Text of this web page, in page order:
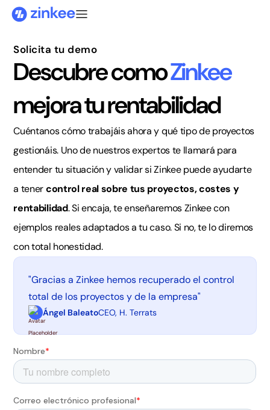
Solicita tu demo
Descubre comoZinkee
mejora tu rentabilidad
Cuéntanos cómo trabajáis ahora y qué tipo de proyectos
gestionáis. Uno de nuestros expertos te llamará para
entender tu situación y validar si Zinkee puede ayudarte
a tenercontrol real sobre tus proyectos, costes y
rentabilidad. Si encaja, te enseñaremos Zinkee con
ejemplos reales adaptados a tu caso. Si no, te lo diremos
con total honestidad.
"Gracias a Zinkee hemos recuperado el control
total de los proyectos y de la empresa"
Ángel BaleatoCEO, H. Terrats